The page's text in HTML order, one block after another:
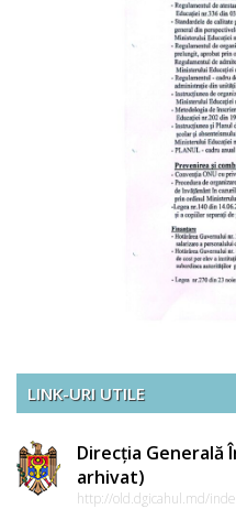
LINK-URI UTILE
Direcția Generală
arhivat)
http://old.dgicahul.md/